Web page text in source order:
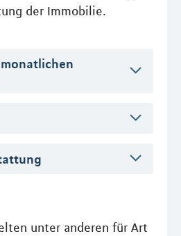
der Immobilie.
unter anderen für Art